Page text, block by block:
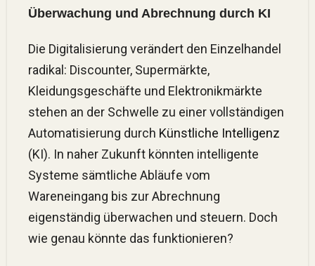
Überwachung und Abrechnung durch KI
Die Digitalisierung verändert den Einzelhandel
radikal: Discounter, Supermärkte,
Kleidungsgeschäfte und Elektronikmärkte
stehen an der Schwelle zu einer vollständigen
Automatisierung durch Künstliche Intelligenz
(KI). In naher Zukunft könnten intelligente
Systeme sämtliche Abläufe vom
Wareneingang bis zur Abrechnung
eigenständig überwachen und steuern. Doch
wie genau könnte das funktionieren?